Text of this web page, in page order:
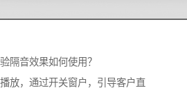
隔音效果如何使用？
放，通过开关窗户，引导客户直